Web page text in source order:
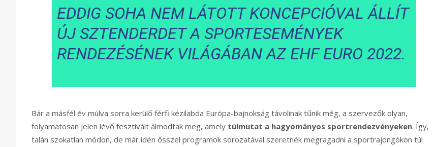
EDDIG SOHA NEM LÁTOTT KONCEPCIÓVAL ÁLLÍT
ÚJ SZTENDERDET A SPORTESEMÉNYEK
RENDEZÉSÉNEK VILÁGÁBAN AZ EHF EURO 2022.
Bár a másfél év múlva sorra kerülő férfi kézilabda Európa-bajnokság távolinak tűnik még, a szervezők olyan,
folyamatosan jelen lévő fesztivált álmodtak meg, amely túlmutat a hagyományos sportrendezvényeken. Így,
talán szokatlan módon, de már idén ősszel programok sorozatával szeretnék megragadni a sportrajongókon túl